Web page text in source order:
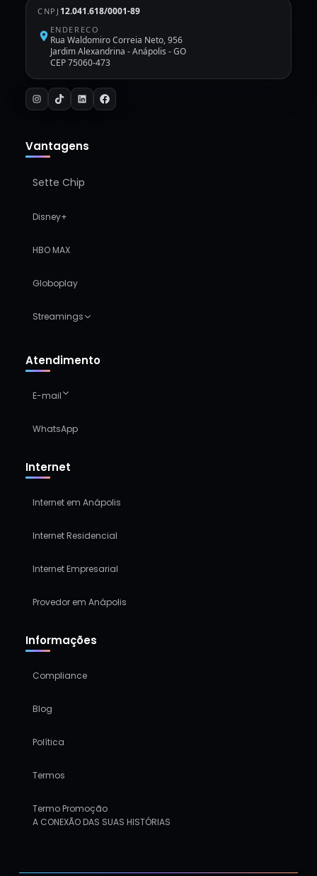
CNPJ 12.041.618/0001-89
ENDERECO
Rua Waldomiro Correia Neto, 956
Jardim Alexandrina -Anápolis - GO
CEP 75060-473
Vantagens
Sette Chip
Disney+
HBO MAX
Globoplay
Streamings
Atendimento
E-mail
WhatsApp
Internet
Internet em Anápolis
Internet Residencial
Internet Empresarial
Provedor em Anápolis
Informações
Compliance
Blog
Política
Termos
Termo Promoção
A CONEXÃO DAS SUAS HISTÓRIAS